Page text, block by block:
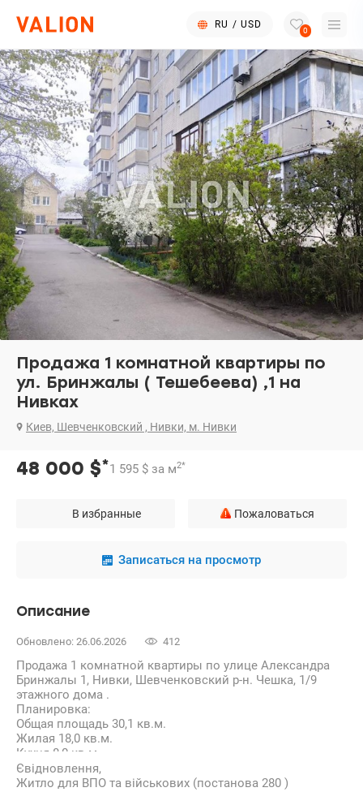
RU / USD
0
Продажа 1 комнатной квартиры по
ул. Бринжалы ( Тешебеева) ,1 на
Нивках
Киев, Шевченковский , Нивки, м. Нивки
48 000 $*1 595 $ за м2*
В избранные Пожаловаться
Записаться на просмотр
Описание
Обновлено: 26.06.2026 412
Продажа 1 комнатной квартиры по улице Александра
Бринжалы 1, Нивки, Шевченковский р-н. Чешка, 1/9
этажного дома .
Планировка:
Общая площадь 30,1 кв.м.
Жилая 18,0 кв.м.
Кухня 8,0 кв.м.
Санузел совмещенный
Дом расположен в тихом зеленом дворе , вдали от
Євідновлення,
Житло для ВПО та військових (постанова 280 )